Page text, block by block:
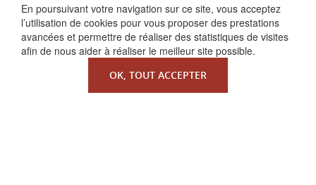
En poursuivant votre navigation sur ce site, vous acceptez
l’utilisation de cookies pour vous proposer des prestations
avancées et permettre de réaliser des statistiques de visites
afin de nous aider à réaliser le meilleur site possible.
OK, TOUT ACCEPTER
QUI SOMMES-NOUS ?
La Faculté de Droit canonique
Partenaires / mécènes
MENTIONS LÉGALES